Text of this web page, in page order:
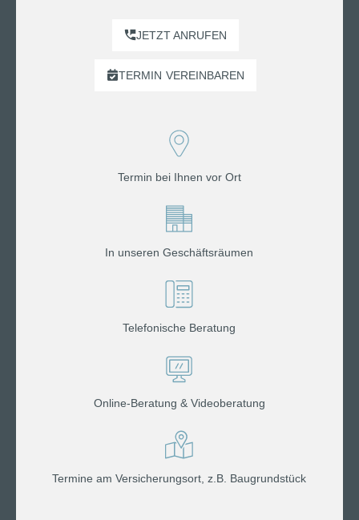
JETZT ANRUFEN
TERMIN VEREINBAREN
Termin bei Ihnen vor Ort
In unseren Geschäftsräumen
Telefonische Beratung
Online-Beratung & Videoberatung
Termine am Versicherungsort, z.B. Baugrundstück